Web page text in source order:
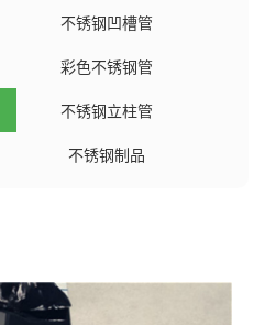
不锈钢凹槽管
彩色不锈钢管
不锈钢立柱管
不锈钢制品